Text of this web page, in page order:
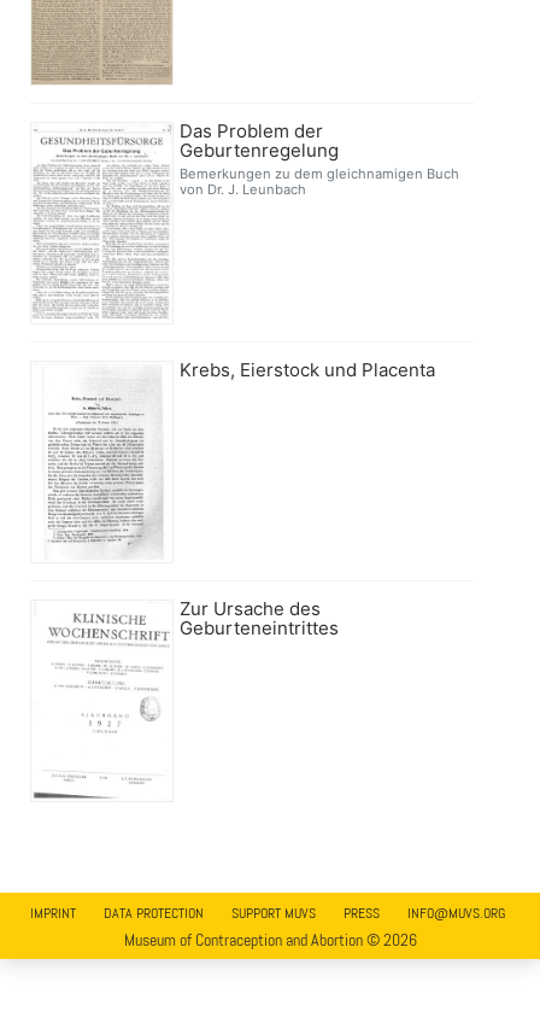
Das Problem der
Geburtenregelung
Bemerkungen zu dem gleichnamigen Buch
von Dr. J. Leunbach
Krebs, Eierstock und Placenta
Zur Ursache des
Geburteneintrittes
IMPRINT DATA PROTECTION SUPPORT MUVS PRESS INFO@MUVS.ORG
Museum of Contraception and Abortion © 2026